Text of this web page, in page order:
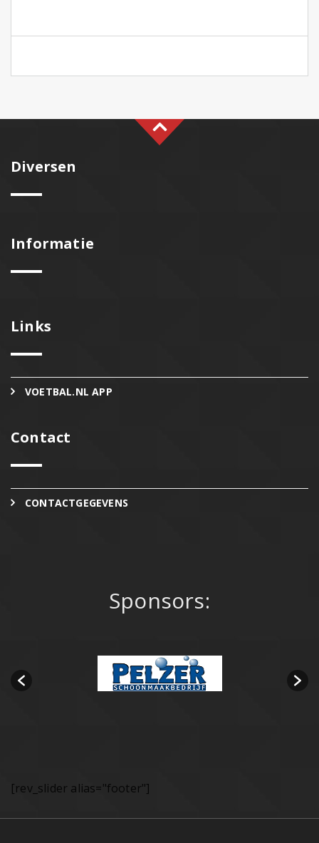
Diversen
Informatie
Links
VOETBAL.NL APP
Contact
CONTACTGEGEVENS
Sponsors:
[rev_slider alias="footer"]